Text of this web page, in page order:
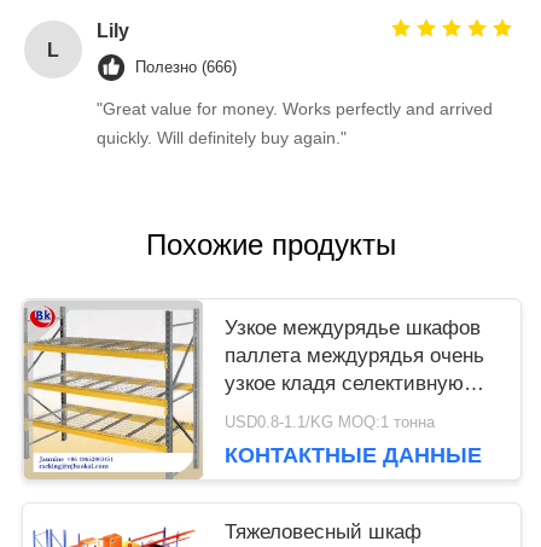
L
Lily
Полезно (666)
"Great value for money. Works perfectly and arrived
quickly. Will definitely buy again."
Похожие продукты
Узкое междурядье шкафов
паллета междурядья очень
узкое кладя селективную
вешалку на полку паллета
USD0.8-1.1/KG MOQ:1 тонна
КОНТАКТНЫЕ ДАННЫЕ
Тяжеловесный шкаф